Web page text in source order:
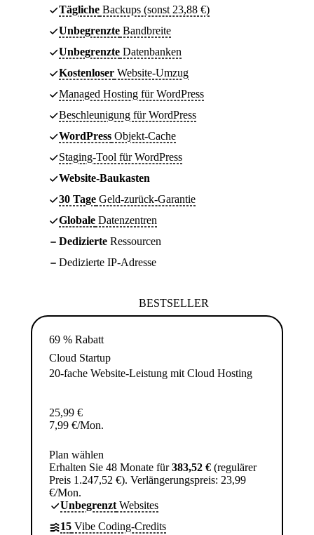
Tägliche Backups (sonst 23,88 €)
Unbegrenzte Bandbreite
Unbegrenzte Datenbanken
Kostenloser Website-Umzug
Managed Hosting für WordPress
Beschleunigung für WordPress
WordPress Objekt-Cache
Staging-Tool für WordPress
Website-Baukasten
30 Tage Geld-zurück-Garantie
Globale Datenzentren
Dedizierte Ressourcen
Dedizierte IP-Adresse
BESTSELLER
69 % Rabatt
Cloud Startup
20-fache Website-Leistung mit Cloud Hosting
25,99 €
7,99 €/Mon.
Plan wählen
Erhalten Sie 48 Monate für383,52 € (regulärer
Preis 1.247,52 €). Verlängerungspreis: 23,99
€/Mon.
Unbegrenzt Websites
15 Vibe Coding-Credits